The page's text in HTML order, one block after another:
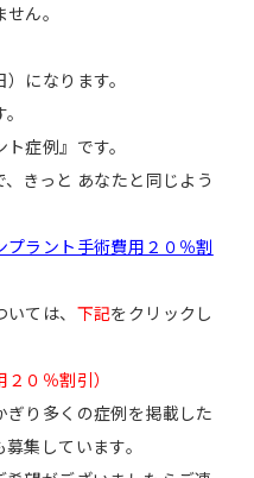
ん。
になります。
ト症例』 です。
きっと あなたと同じよう
ラント手術費用２０％割
ては、 下記をクリックし
０％割引）
り多くの症例を掲載した
集しています。